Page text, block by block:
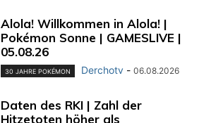
Alola! Willkommen in Alola! |
Pokémon Sonne | GAMESLIVE |
05.08.26
30 JAHRE POKÉMON Derchotv - 06.08.2026
Daten des RKI | Zahl der
Hitzetoten höher als